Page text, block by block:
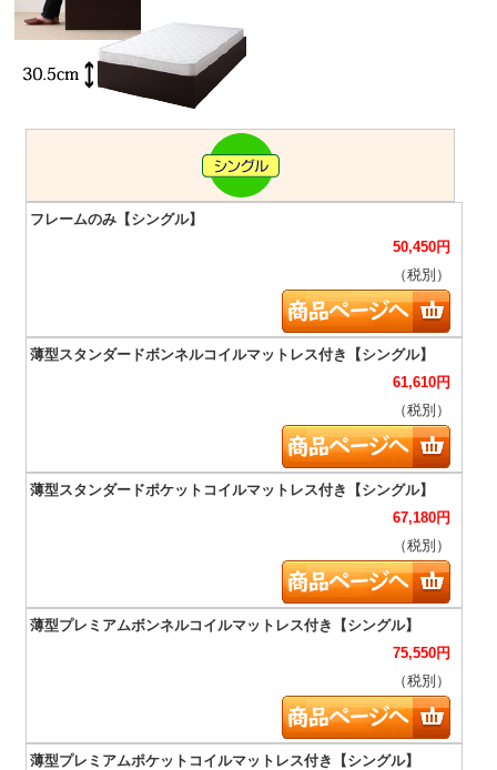
50,450円
（税別）
61,610円
（税別）
67,180円
（税別）
75,550円
（税別）